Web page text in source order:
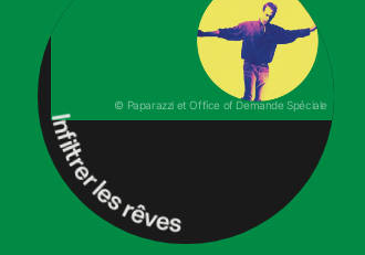
© Paparazzi et Office of Demande Spéciale
Infiltrer les rêves